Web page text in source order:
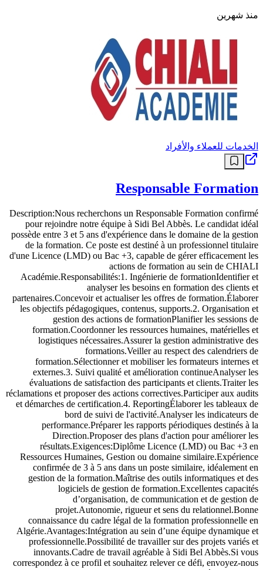
منذ شهرين
الخدمات للعملاء والأفراد
Responsable Formation
Description:Nous recherchons un Responsable Formation confirmé
pour rejoindre notre équipe à Sidi Bel Abbès. Le candidat idéal
possède entre 3 et 5 ans d'expérience dans le domaine de la gestion
de la formation. Ce poste est destiné à un professionnel titulaire
d'une Licence (LMD) ou Bac +3, capable de gérer efficacement les
actions de formation au sein de CHIALI
Académie.Responsabilités:1. Ingénierie de formationIdentifier et
analyser les besoins en formation des clients et
partenaires.Concevoir et actualiser les offres de formation.Élaborer
les objectifs pédagogiques, contenus, supports.2. Organisation et
gestion des actions de formationPlanifier les sessions de
formation.Coordonner les ressources humaines, matérielles et
logistiques nécessaires.Assurer la gestion administrative des
formations.Veiller au respect des calendriers de
formation.Sélectionner et mobiliser les formateurs internes et
externes.3. Suivi qualité et amélioration continueAnalyser les
évaluations de satisfaction des participants et clients.Traiter les
réclamations et proposer des actions correctives.Participer aux audits
et démarches de certification.4. ReportingÉlaborer les tableaux de
bord de suivi de l'activité.Analyser les indicateurs de
performance.Préparer les rapports périodiques destinés à la
Direction.Proposer des plans d'action pour améliorer les
résultats.Exigences:Diplôme Licence (LMD) ou Bac +3 en
Ressources Humaines, Gestion ou domaine similaire.Expérience
confirmée de 3 à 5 ans dans un poste similaire, idéalement en
gestion de la formation.Maîtrise des outils informatiques et des
logiciels de gestion de formation.Excellentes capacités
d’organisation, de communication et de gestion de
projet.Autonomie, rigueur et sens du relationnel.Bonne
connaissance du cadre légal de la formation professionnelle en
Algérie.Avantages:Intégration au sein d’une équipe dynamique et
professionnelle.Possibilité de travailler sur des projets variés et
innovants.Cadre de travail agréable à Sidi Bel Abbès.Si vous
correspondez à ce profil et souhaitez relever ce défi, envoyez-nous